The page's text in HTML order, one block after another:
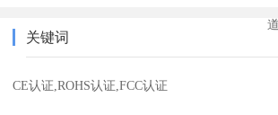
关键词
CE认证,ROHS认证,FCC认证